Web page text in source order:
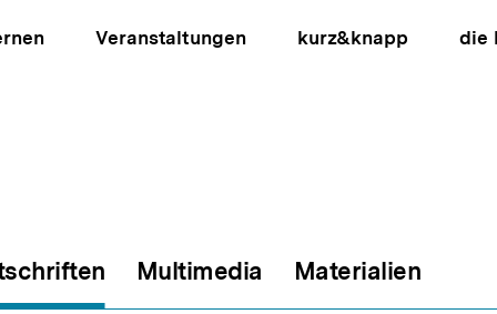
Veranstaltungen kurz&knapp die
Multimedia Materialien